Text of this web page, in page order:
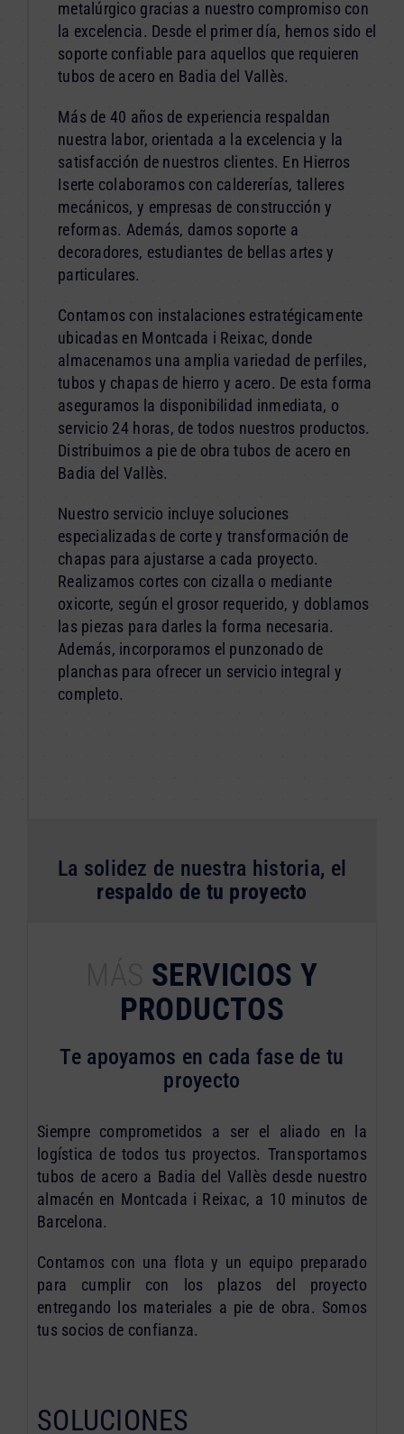
metalúrgico gracias a nuestro compromiso con
la excelencia. Desde el primer día, hemos sido el
soporte confiable para aquellos que requieren
tubos de acero en Badia del Vallès.
Más de 40 años de experiencia respaldan
nuestra labor, orientada a la excelencia y la
satisfacción de nuestros clientes. En Hierros
Iserte colaboramos con caldererías, talleres
mecánicos, y empresas de construcción y
reformas. Además, damos soporte a
decoradores, estudiantes de bellas artes y
particulares.
Contamos con instalaciones estratégicamente
ubicadas en Montcada i Reixac, donde
almacenamos una amplia variedad de perfiles,
tubos y chapas de hierro y acero. De esta forma
aseguramos la disponibilidad inmediata, o
servicio 24 horas, de todos nuestros productos.
Distribuimos a pie de obra tubos de acero en
Badia del Vallès.
Nuestro servicio incluye soluciones
especializadas de corte y transformación de
chapas para ajustarse a cada proyecto.
Realizamos cortes con cizalla o mediante
oxicorte, según el grosor requerido, y doblamos
las piezas para darles la forma necesaria.
Además, incorporamos el punzonado de
planchas para ofrecer un servicio integral y
completo.
La solidez de nuestra historia, el
respaldo de tu proyecto
SERVICIOS Y
PRODUCTOS
Te apoyamos en cada fase de tu
proyecto
Siempre comprometidos a ser el aliado en la
logística de todos tus proyectos. Transportamos
tubos de acero a Badia del Vallès desde nuestro
almacén en Montcada i Reixac, a 10 minutos de
Barcelona.
Contamos con una flota y un equipo preparado
para cumplir con los plazos del proyecto
entregando los materiales a pie de obra. Somos
tus socios de confianza.
SOLUCIONES